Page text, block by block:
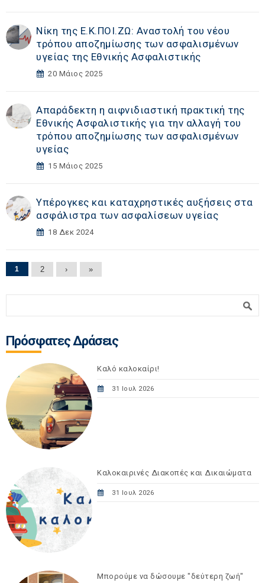
Νίκη της Ε.Κ.ΠΟΙ.ΖΩ: Αναστολή του νέου
τρόπου αποζημίωσης των ασφαλισμένων
υγείας της Εθνικής Ασφαλιστικής
20 Μάιος 2025
Απαράδεκτη η αιφνιδιαστική πρακτική της
Εθνικής Ασφαλιστικής για την αλλαγή του
τρόπου αποζημίωσης των ασφαλισμένων
υγείας
15 Μάιος 2025
Yπέρογκες και καταχρηστικές αυξήσεις στα
ασφάλιστρα των ασφαλίσεων υγείας
18 Δεκ 2024
Σελίδες
1 2 › »
Πρόσφατες Δράσεις
Καλό καλοκαίρι!
31 Ιουλ 2026
Καλοκαιρινές Διακοπές και Δικαιώματα
31 Ιουλ 2026
Μπορούμε να δώσουμε "δεύτερη ζωή"